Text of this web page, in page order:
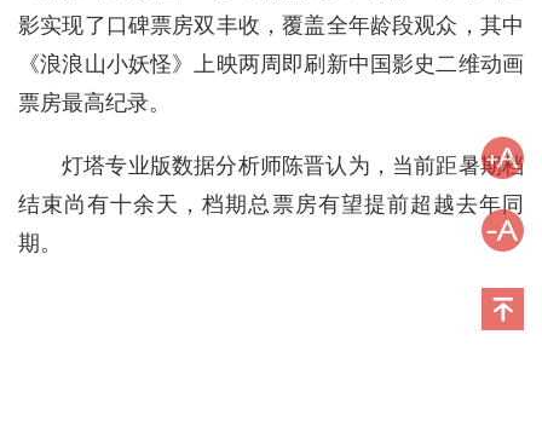
影实现了口碑票房双丰收，覆盖全年龄段观众，其中
《浪浪山小妖怪》上映两周即刷新中国影史二维动画
票房最高纪录。
灯塔专业版数据分析师陈晋认为，当前距暑期档
结束尚有十余天，档期总票房有望提前超越去年同
期。